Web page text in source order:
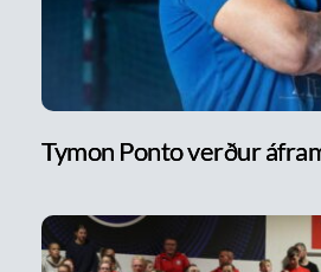
Tymon Ponto verður